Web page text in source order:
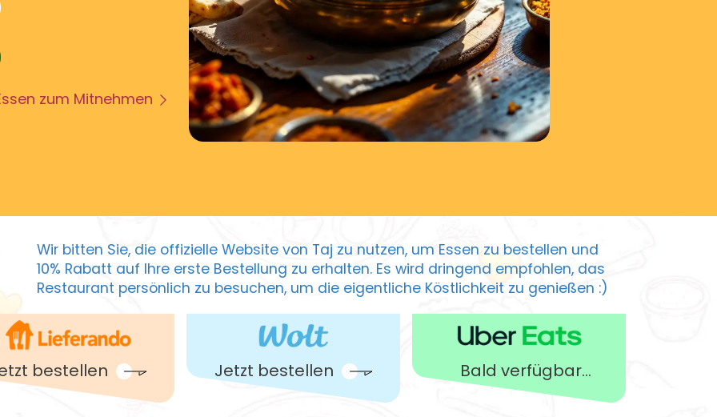
zum Mitnehmen
Wir bitten Sie, die offizielle Website von Taj zu nutzen, um Essen zu bestellen und
10% Rabatt auf Ihre erste Bestellung zu erhalten. Es wird dringend empfohlen, das
Restaurant persönlich zu besuchen, um die eigentliche Köstlichkeit zu genießen :)
bestellen Jetzt bestellen Bald verfügbar...